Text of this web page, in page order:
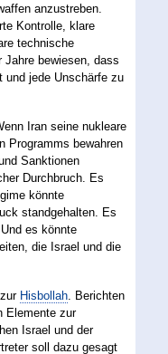
anzustreben.
Kontrolle, klare
technische
Jahre bewiesen, dass
und jede Unschärfe zu
Iran seine nukleare
Programms bewahren
Sanktionen
Durchbruch. Es
könnte
standgehalten. Es
es könnte
die Israel und die
Hisbollah . Berichten
Elemente zur
Israel und der
soll dazu gesagt